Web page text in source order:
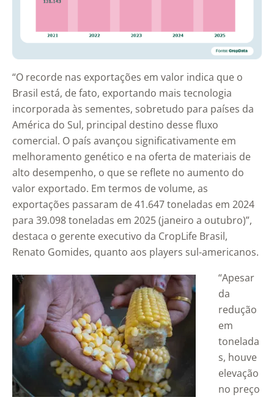
“O recorde nas exportações em valor indica que o
Brasil está, de fato, exportando mais tecnologia
incorporada às sementes, sobretudo para países da
América do Sul, principal destino desse fluxo
comercial. O país avançou significativamente em
melhoramento genético e na oferta de materiais de
alto desempenho, o que se reflete no aumento do
valor exportado. Em termos de volume, as
exportações passaram de 41.647 toneladas em 2024
para 39.098 toneladas em 2025 (janeiro a outubro)”,
destaca o gerente executivo da CropLife Brasil,
Renato Gomides, quanto aos players sul-americanos.
“Apesar
da
redução
em
tonelada
s, houve
elevação
no preço